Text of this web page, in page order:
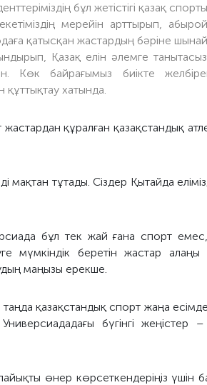
бұл жетістігі қазақ
мерейін арттырып,
қатысқан жастардың бәріне
Қазақ елін әлемге
Көк байрағымыз биікте
хатында.
құралған қазақстандық
мақтан тұтады. Сіздер Қытайда
бұл тек жай ғана спорт емес,
мүмкіндік беретін жастар алаңы
маңызы ерекше.
қазақстандық спорт жаңа
бүгінгі жеңістер
өнер көрсеткендеріңіз